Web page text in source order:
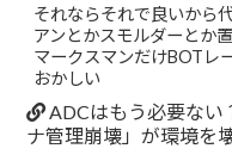
それならそれで良いから
アンとかスモルダーとか
マークスマンだけBOTレ
おかしい
ADCはもう必要ない
ナ管理崩壊」が環境を